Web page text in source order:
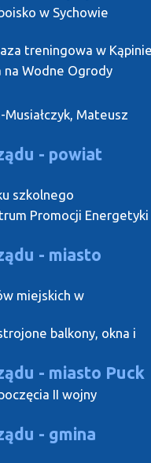
w Sychowie
treningowa w
na Wodne Ogrody
Musiałczyk, Mateusz
- powiat
szkolnego
Promocji Energetyki
- miasto
miejskich w
balkony, okna i
- miasto Puck
II wojny
- gmina